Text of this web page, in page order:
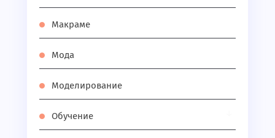
Макраме
Мода
Моделирование
Обучение